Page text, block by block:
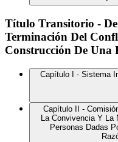
Título Transitorio -
Terminación Del
Construcción De Una
Capítulo I - Sistema
Capítulo II -
La Convivencia Y La
Personas Dadas